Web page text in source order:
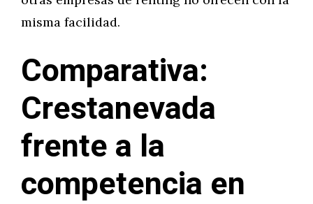
misma facilidad.
Comparativa:
Crestanevada
frente a la
competencia en